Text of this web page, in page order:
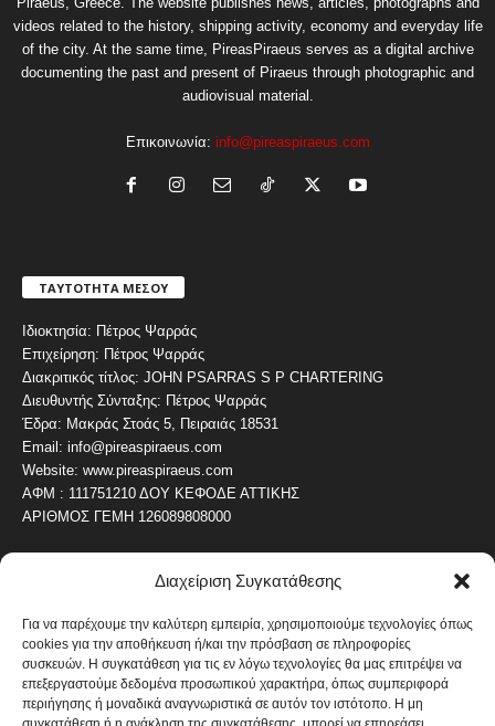
Διαχείριση Συγκατάθεσης
Για να παρέχουμε την καλύτερη εμπειρία, χρησιμοποιούμε τεχνολογίες όπως
cookies για την αποθήκευση ή/και την πρόσβαση σε πληροφορίες
συσκευών. Η συγκατάθεση για τις εν λόγω τεχνολογίες θα μας επιτρέψει να
επεξεργαστούμε δεδομένα προσωπικού χαρακτήρα, όπως συμπεριφορά
περιήγησης ή μοναδικά αναγνωριστικά σε αυτόν τον ιστότοπο. Η μη
videos related to the history, shipping activity, economy and everyday life
of the city. At the same time, PireasPiraeus serves as a digital archive
documenting the past and present of Piraeus through photographic and
audiovisual material.
Επικοινωνία: info@pireaspiraeus.com
ΤΑΥΤΟΤΗΤΑ ΜΕΣΟΥ
Ιδιοκτησία: Πέτρος Ψαρράς
Επιχείρηση: Πέτρος Ψαρράς
Διακριτικός τίτλος: JOHN PSARRAS S P CHARTERING
Διευθυντής Σύνταξης: Πέτρος Ψαρράς
Έδρα: Μακράς Στοάς 5, Πειραιάς 18531
Email: info@pireaspiraeus.com
Website: www.pireaspiraeus.com
ΑΦΜ : 111751210 ΔΟΥ ΚΕΦΟΔΕ ΑΤΤΙΚΗΣ
ΑΡΙΘΜΟΣ ΓΕΜΗ 126089808000
ΔΗΜΟΦΙΛΗ ΚΑΤΗΓΟΡΙΑ
ΝΕΑ ΤΟΥ ΠΕΙΡΑΙΑ 4487
ΟΛΥΜΠΙΑΚΟΣ
ΑΛΛΑ ΚΟΙΝΩΝΙΚΑ
ΕΙΔΗΣΕΙΣ ΝΑΥΤΙΛΙΑ